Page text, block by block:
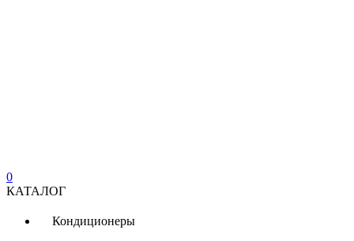
0
КАТАЛОГ
Кондиционеры